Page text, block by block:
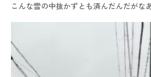
こんな雪の中抜かずとも済んだんだがな